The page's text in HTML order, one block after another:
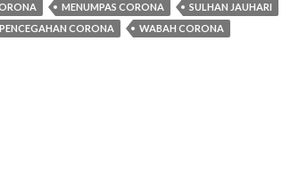
MENUMPAS CORONA
SULHAN JAUHARI
CORONA WABAH CORONA